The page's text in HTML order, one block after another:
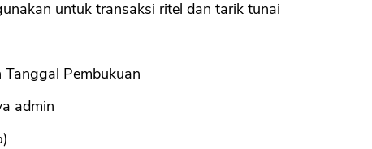
untuk transaksi ritel dan tarik tunai
Pembukuan
admin